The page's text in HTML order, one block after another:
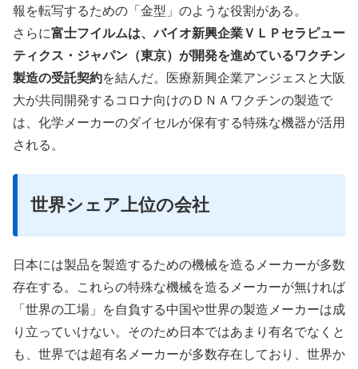
報を転写するための「金型」のような役割がある。
さらに富士フイルムは、バイオ新興企業ＶＬＰセラピュー
ティクス・ジャパン（東京）が開発を進めているワクチン
製造の受託契約を結んだ。医療新興企業アンジェスと大阪
大が共同開発するコロナ向けのＤＮＡワクチンの製造で
は、化学メーカーのダイセルが保有する特殊な機器が活用
される。
世界シェア上位の会社
日本には製品を製造するための機械を造るメーカーが多数
存在する。これらの特殊な機械を造るメーカーが無ければ
「世界の工場」を自負する中国や世界の製造メーカーは成
り立っていけない。そのため日本ではあまり有名でなくと
も、世界では超有名メーカーが多数存在しており、世界か